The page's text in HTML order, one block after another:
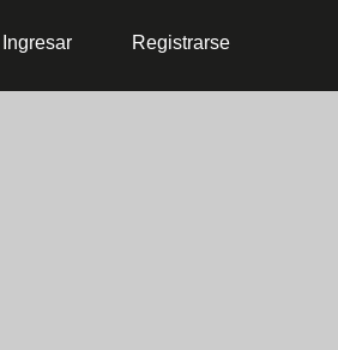
Ingresar Registrarse